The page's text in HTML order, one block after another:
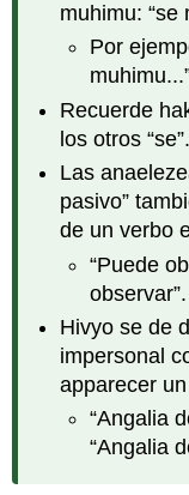
muhimu: “se
Por
Recuerde
los otros “se”.
Las
pasivo”
de un verbo
“Puede
observar”.
Hivyo se de
impersonal
apparecer un
“Angalia
“Angalia